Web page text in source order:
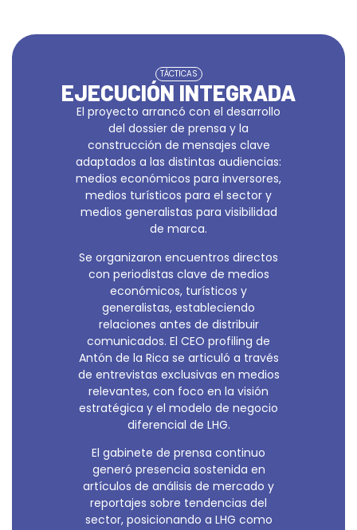
TÁCTICAS
EJECUCIÓN INTEGRADA
El proyecto arrancó con el desarrollo
del dossier de prensa y la
construcción de mensajes clave
adaptados a las distintas audiencias:
medios económicos para inversores,
medios turísticos para el sector y
medios generalistas para visibilidad
de marca.
Se organizaron encuentros directos
con periodistas clave de medios
económicos, turísticos y
generalistas, estableciendo
relaciones antes de distribuir
comunicados. El CEO profiling de
Antón de la Rica se articuló a través
de entrevistas exclusivas en medios
relevantes, con foco en la visión
estratégica y el modelo de negocio
diferencial de LHG.
El gabinete de prensa continuo
generó presencia sostenida en
artículos de análisis de mercado y
reportajes sobre tendencias del
sector, posicionando a LHG como